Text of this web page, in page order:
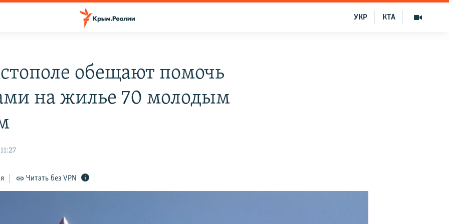
КТА
УКР
обещают помочь
на жилье 70 молодым
Читать без VPN